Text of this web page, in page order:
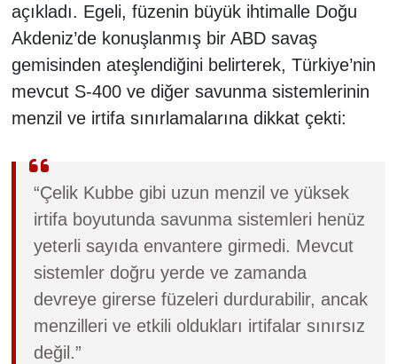
açıkladı. Egeli, füzenin büyük ihtimalle Doğu
Akdeniz’de konuşlanmış bir ABD savaş
gemisinden ateşlendiğini belirterek, Türkiye’nin
mevcut S-400 ve diğer savunma sistemlerinin
menzil ve irtifa sınırlamalarına dikkat çekti:
“Çelik Kubbe gibi uzun menzil ve yüksek
irtifa boyutunda savunma sistemleri henüz
yeterli sayıda envantere girmedi. Mevcut
sistemler doğru yerde ve zamanda
devreye girerse füzeleri durdurabilir, ancak
menzilleri ve etkili oldukları irtifalar sınırsız
değil.”